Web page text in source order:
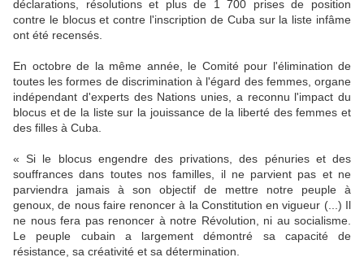
déclarations, résolutions et plus de 1 700 prises de position
contre le blocus et contre l'inscription de Cuba sur la liste infâme
ont été recensés.
En octobre de la même année, le Comité pour l'élimination de
toutes les formes de discrimination à l'égard des femmes, organe
indépendant d'experts des Nations unies, a reconnu l'impact du
blocus et de la liste sur la jouissance de la liberté des femmes et
des filles à Cuba.
« Si le blocus engendre des privations, des pénuries et des
souffrances dans toutes nos familles, il ne parvient pas et ne
parviendra jamais à son objectif de mettre notre peuple à
genoux, de nous faire renoncer à la Constitution en vigueur (...) Il
ne nous fera pas renoncer à notre Révolution, ni au socialisme.
Le peuple cubain a largement démontré sa capacité de
résistance, sa créativité et sa détermination.